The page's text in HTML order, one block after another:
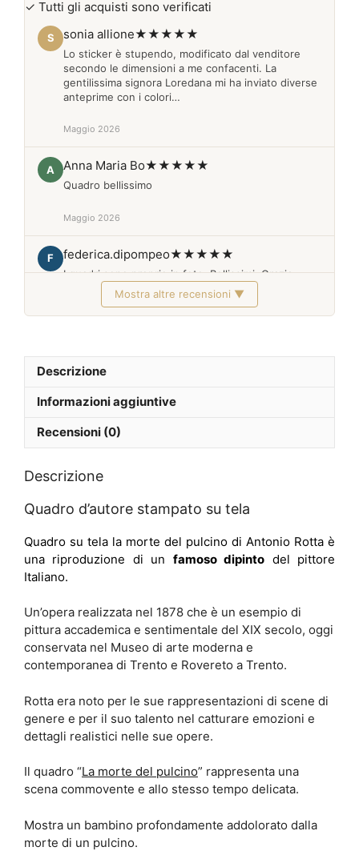
✓ Tutti gli acquisti sono verificati
S sonia allione★★★★★
Lo sticker è stupendo, modificato dal venditore
secondo le dimensioni a me confacenti. La
gentilissima signora Loredana mi ha inviato diverse
anteprime con i colori…
Maggio 2026
A Anna Maria Bo★★★★★
Quadro bellissimo
Maggio 2026
F federica.dipompeo★★★★★
I quadri sono proprio in foto. Bellissimi. Grazie
Febbraio 2026
Mostra altre recensioni ▼
Descrizione
Informazioni aggiuntive
Recensioni (0)
Descrizione
Quadro d’autore stampato su tela
Quadro su tela la morte del pulcino di Antonio Rotta è
una riproduzione di un famoso dipinto del pittore
Italiano.
Un’opera realizzata nel 1878 che è un esempio di
pittura accademica e sentimentale del XIX secolo, oggi
conservata nel Museo di arte moderna e
contemporanea di Trento e Rovereto a Trento.
Rotta era noto per le sue rappresentazioni di scene di
genere e per il suo talento nel catturare emozioni e
dettagli realistici nelle sue opere.
Il quadro “La morte del pulcino” rappresenta una
scena commovente e allo stesso tempo delicata.
Mostra un bambino profondamente addolorato dalla
morte di un pulcino.